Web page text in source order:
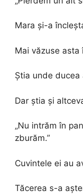
Mara și-a
Mai văzuse asta
Știa unde ducea
Dar știa și
„Nu intrăm în
zburăm.”
Cuvintele ei au
Tăcerea s-a